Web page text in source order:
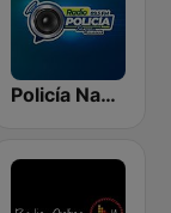
Policía Nacional Pasto